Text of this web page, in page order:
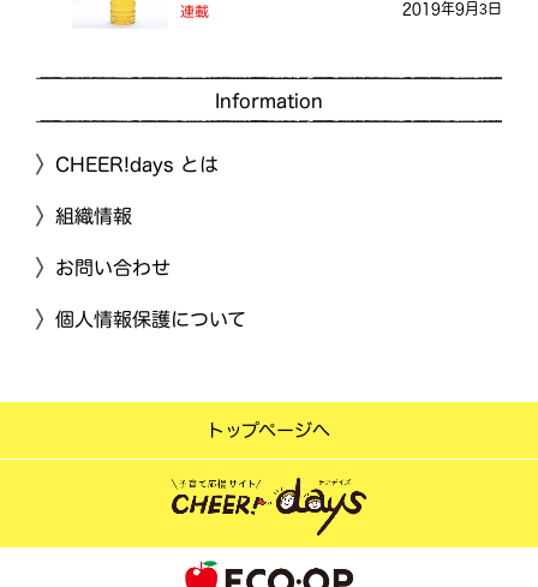
連載 2019年9月3日
Information
CHEER!days とは
組織情報
お問い合わせ
個人情報保護について
トップページへ